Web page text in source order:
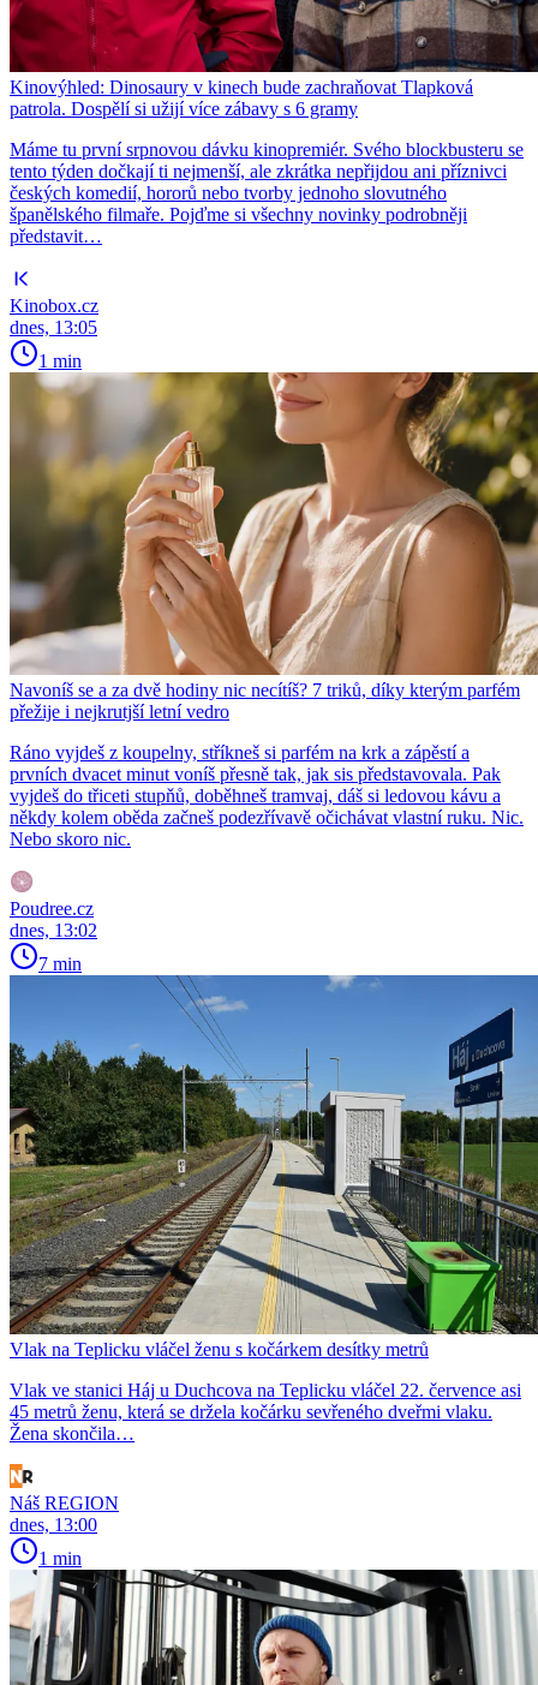
Kinovýhled: Dinosaury v kinech bude zachraňovat Tlapková
patrola. Dospělí si užijí více zábavy s 6 gramy
Máme tu první srpnovou dávku kinopremiér. Svého blockbusteru se
tento týden dočkají ti nejmenší, ale zkrátka nepřijdou ani příznivci
českých komedií, hororů nebo tvorby jednoho slovutného
španělského filmaře. Pojďme si všechny novinky podrobněji
představit…
Kinobox.cz
dnes, 13:05
1 min
Navoníš se a za dvě hodiny nic necítíš? 7 triků, díky kterým parfém
přežije i nejkrutjší letní vedro
Ráno vyjdeš z koupelny, stříkneš si parfém na krk a zápěstí a
prvních dvacet minut voníš přesně tak, jak sis představovala. Pak
vyjdeš do třiceti stupňů, doběhneš tramvaj, dáš si ledovou kávu a
někdy kolem oběda začneš podezřívavě očichávat vlastní ruku. Nic.
Nebo skoro nic.
Poudree.cz
dnes, 13:02
7 min
Vlak na Teplicku vláčel ženu s kočárkem desítky metrů
Vlak ve stanici Háj u Duchcova na Teplicku vláčel 22. července asi
45 metrů ženu, která se držela kočárku sevřeného dveřmi vlaku.
Žena skončila…
Náš REGION
dnes, 13:00
1 min